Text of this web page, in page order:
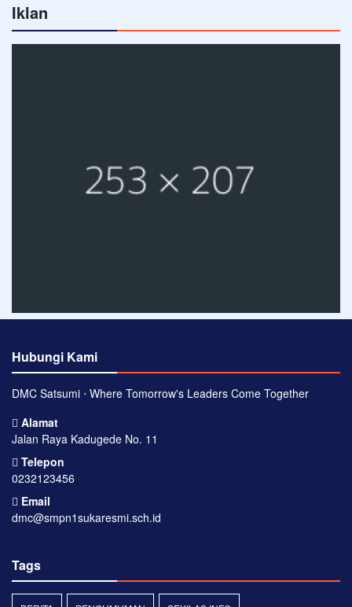
Iklan
Hubungi Kami
DMC Satsumi ⋅ Where Tomorrow's Leaders Come Together
Alamat
Jalan Raya Kadugede No. 11
Telepon
0232123456
Email
dmc@smpn1sukaresmi.sch.id
Tags